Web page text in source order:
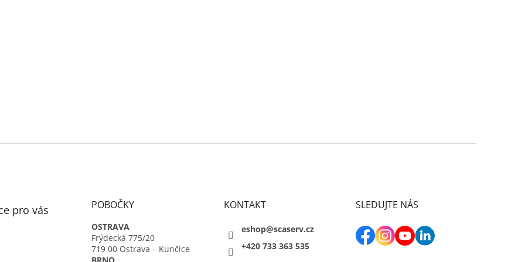
pro vás POBOČKY
OSTRAVA
Frýdecká 775/20
719 00 Ostrava – Kunčice
BRNO
KONTAKT
eshop@scaserv.cz
+420 733 363 535
SLEDUJTE NÁS